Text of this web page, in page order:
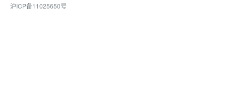
沪ICP备11025650号